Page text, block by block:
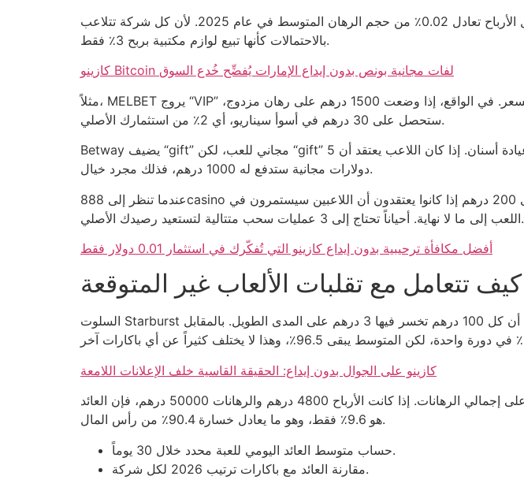
الرقم 1 في باكارات ترتيب 2026 لا يعني شيئاً إذا لم تفهم أن كل نقطة في جدول الأرباح تعادل 0.02٪ من حجم الرهان المتوسط في عام 2025. لأن كل شركة تتلاعب
بالاحتمالات كأنها تبيع لوازم مكتبية بربح 3٪ فقط.
كازينو Bitcoin لفات مجانية بونص بدون إيداع الإمارات يُفضِّح خُدع السوق
مثلاً، MELBET يروج “VIP” على أنه تجربة فاخرة، لكنه يشبه فندق رخيص يضيف وسادة مخملية فقط لتبرير السعر. في الواقع، إذا وضعت 1500 درهم على رهان مزدوج،
ستحصل على 30 درهم في أسوأ سيناريو، أي 2٪ من استثمارك الأصلي.
Betway يضيف “gift” مجاني للعب، لكن “gift” هنا هو مجرد رموز لا يمكن تحويلها إلى نقود حقيقية، مثل حصولك على علبة حلوى في عيادة أسنان. إذا كان اللاعب يعتقد أن 5
دولارات مجانية ستدفع له 1000 درهم، فذلك مجرد خيال.
عندما تنظر إلى 888casino وتجد أن الحد الأدنى لسحب الأرباح هو 100 درهم، تتساءل لماذا لا يرفعوا الحد الأدنى إلى 200 درهم إذا كانوا يعتقدون أن اللاعبين سيستمرون في
اللعب إلى ما لا نهاية. أحياناً تحتاج إلى 3 عمليات سحب متتالية لتستعيد رصيدك الأصلي.
أفضل مكافأة ترحيبية بدون إيداع كازينو التي تُفكّرك في استثمار 0.01 دولار فقط
كيف تتعامل مع تقلبات الألعاب غير المتوقعة
السلوت Starburst يرفع السرعة كصاروخ، لكنه لا يتجاوز عائد 97٪، ما يعني أن كل 100 درهم تخسر فيها 3 درهم على المدى الطويل. بالمقابل، Gonzo’s Quest يقدم تقلباً
كازينو على الجوال بدون إيداع: الحقيقة القاسية خلف الإعلانات اللامعة
حساب العائد الفعلي يتطلب جمع 12 أسبوعاً من نتائج اللعب، ثم قسمة إجمالي الأرباح على إجمالي الرهانات. إذا كانت الأرباح 4800 درهم والرهانات 50000 درهم، فإن العائد
هو 9.6٪ فقط، وهو ما يعادل خسارة 90.4٪ من رأس المال.
حساب متوسط العائد اليومي للعبة محدد خلال 30 يوماً.
مقارنة العائد مع باكارات ترتيب 2026 لكل شركة.